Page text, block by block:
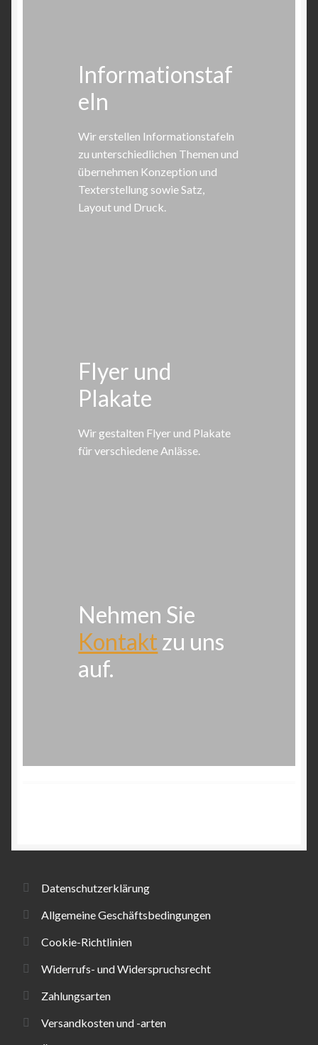
Informationstaf
eln
Wir erstellen Informationstafeln
zu unterschiedlichen Themen und
übernehmen Konzeption und
Texterstellung sowie Satz,
Layout und Druck.
Flyer und
Plakate
Wir gestalten Flyer und Plakate
für verschiedene Anlässe.
Nehmen Sie
Kontaktzu uns
auf.
Datenschutzerklärung
Allgemeine Geschäftsbedingungen
Cookie-Richtlinien
Widerrufs- und Widerspruchsrecht
Zahlungsarten
Versandkosten und -arten